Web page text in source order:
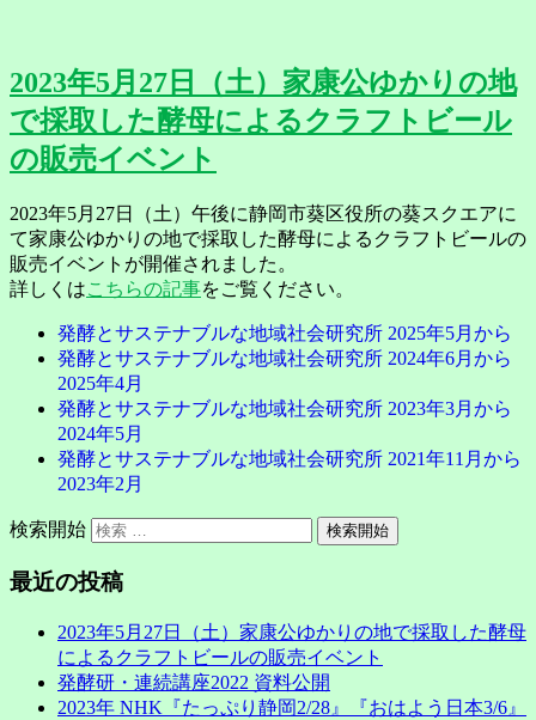
2023年5月27日（土）家康公ゆかりの地
で採取した酵母によるクラフトビール
の販売イベント
2023年5月27日（土）午後に静岡市葵区役所の葵スクエアに
て家康公ゆかりの地で採取した酵母によるクラフトビールの
販売イベントが開催されました。
詳しくはこちらの記事をご覧ください。
発酵とサステナブルな地域社会研究所 2025年5月から
発酵とサステナブルな地域社会研究所 2024年6月から
2025年4月
発酵とサステナブルな地域社会研究所 2023年3月から
2024年5月
発酵とサステナブルな地域社会研究所 2021年11月から
2023年2月
検索開始
最近の投稿
2023年5月27日（土）家康公ゆかりの地で採取した酵母
によるクラフトビールの販売イベント
発酵研・連続講座2022 資料公開
2023年 NHK『たっぷり静岡2/28』『おはよう日本3/6』